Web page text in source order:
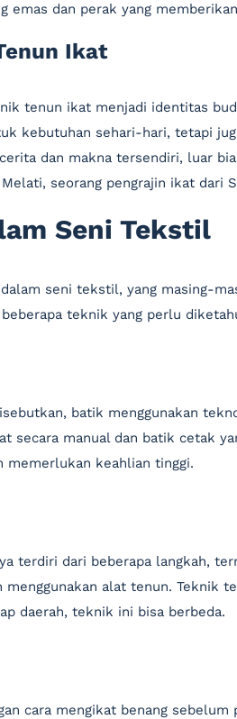
emas dan perak yang
Ikat
tenun ikat menjadi identitas
kebutuhan sehari-hari, tetapi
dan makna tersendiri, luar
seorang pengrajin ikat dari
Seni Tekstil
seni tekstil, yang masing-
teknik yang perlu
batik menggunakan
secara manual dan batik cetak
memerlukan keahlian tinggi.
terdiri dari beberapa langkah,
menggunakan alat tenun. Teknik
daerah, teknik ini bisa berbeda.
cara mengikat benang sebelum